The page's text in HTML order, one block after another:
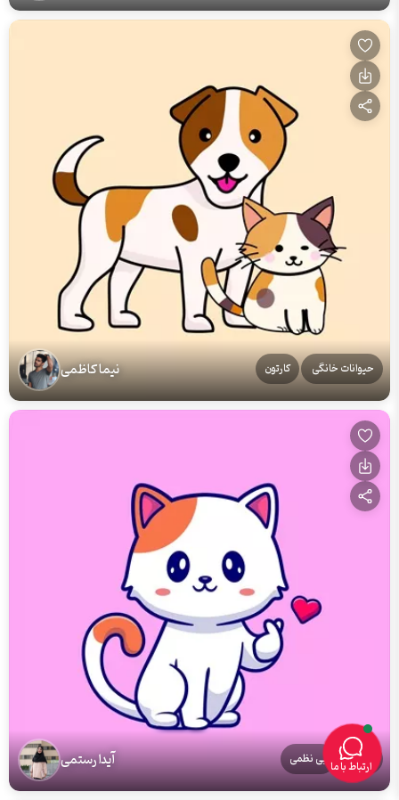
حیوانات خانگی کارتون نیما کاظمی
کارتون بی نظمی آیدا رستمی ارتباط با ما